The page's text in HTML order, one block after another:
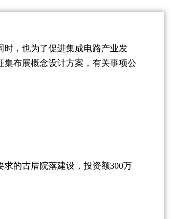
，也为了促进集成电路产业发
布展概念设计方案，有关事项公
的古厝院落建设，投资额300万